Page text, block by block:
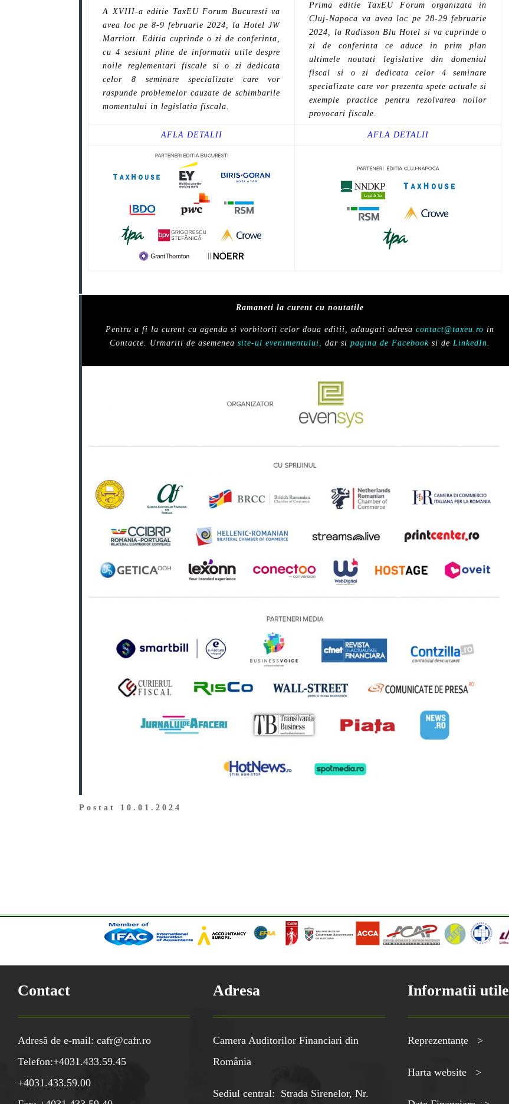
A XVIII-a editie TaxEU Forum Bucuresti va
avea loc pe 8-9 februarie 2024, la Hotel JW
Marriott. Editia cuprinde o zi de conferinta,
cu 4 sesiuni pline de informatii utile despre
noile reglementari fiscale si o zi dedicata
celor 8 seminare specializate care vor
raspunde problemelor cauzate de schimbarile
momentului in legislatia fiscala.
Prima editie TaxEU Forum organizata in
Cluj-Napoca va avea loc pe 28-29 februarie
2024, la Radisson Blu Hotel si va cuprinde o
zi de conferinta ce aduce in prim plan
ultimele noutati legislative din domeniul
fiscal si o zi dedicata celor 4 seminare
specializate care vor prezenta spete actuale si
exemple practice pentru rezolvarea noilor
provocari fiscale.
AFLA DETALII AFLA DETALII
Ramaneti la curent cu noutatile
Pentru a fi la curent cu agenda si vorbitorii celor doua editii, adaugati adresa contact@taxeu.ro in
Contacte. Urmariti de asemenea site-ul evenimentului, dar si pagina de Facebook si de LinkedIn.
Postat 10.01.2024
Contact
Adresă de e-mail: cafr@cafr.ro
Telefon:+4031.433.59.45
+4031.433.59.00
Adresa
Camera Auditorilor Financiari din
România
Sediul central: Strada Sirenelor, Nr.
Informatii utile
Reprezentanțe >
Harta website >